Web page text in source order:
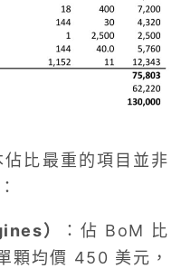
比最重的項目並非
）
：佔 BoM 比
顆均價 450 美元，